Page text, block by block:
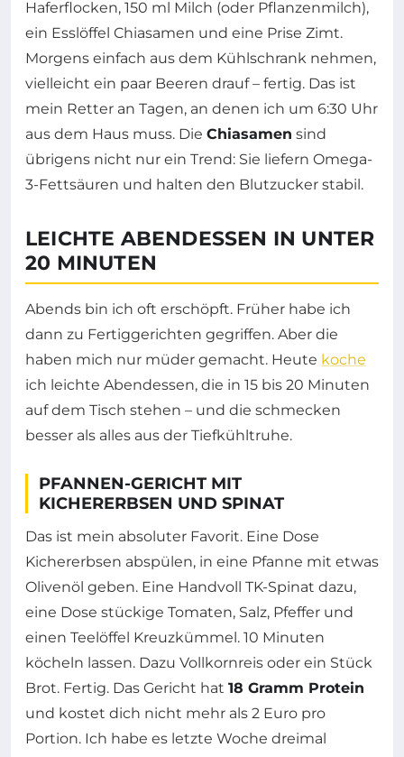
Haferflocken, 150 ml Milch (oder Pflanzenmilch),
ein Esslöffel Chiasamen und eine Prise Zimt.
Morgens einfach aus dem Kühlschrank nehmen,
vielleicht ein paar Beeren drauf – fertig. Das ist
mein Retter an Tagen, an denen ich um 6:30 Uhr
aus dem Haus muss. Die Chiasamen sind
übrigens nicht nur ein Trend: Sie liefern Omega-
3-Fettsäuren und halten den Blutzucker stabil.
LEICHTE ABENDESSEN IN UNTER
20 MINUTEN
Abends bin ich oft erschöpft. Früher habe ich
dann zu Fertiggerichten gegriffen. Aber die
haben mich nur müder gemacht. Heute koche
ich leichte Abendessen, die in 15 bis 20 Minuten
auf dem Tisch stehen – und die schmecken
besser als alles aus der Tiefkühltruhe.
PFANNEN-GERICHT MIT
KICHERERBSEN UND SPINAT
Das ist mein absoluter Favorit. Eine Dose
Kichererbsen abspülen, in eine Pfanne mit etwas
Olivenöl geben. Eine Handvoll TK-Spinat dazu,
eine Dose stückige Tomaten, Salz, Pfeffer und
einen Teelöffel Kreuzkümmel. 10 Minuten
köcheln lassen. Dazu Vollkornreis oder ein Stück
Brot. Fertig. Das Gericht hat 18 Gramm Protein
und kostet dich nicht mehr als 2 Euro pro
Portion. Ich habe es letzte Woche dreimal